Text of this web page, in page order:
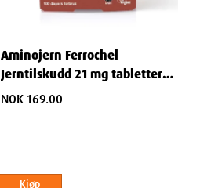
Aminojern Ferrochel
Jerntilskudd 21 mg tabletter
90stk
NOK 169.00
Kjøp